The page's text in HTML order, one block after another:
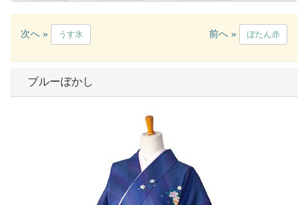
次へ » うす氷 前へ » ぼたん赤
ブルーぼかし